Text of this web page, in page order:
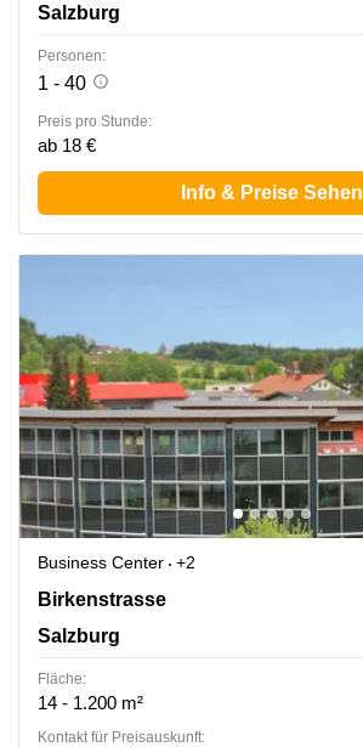
Salzburg
Personen:
1 - 40
Preis pro Stunde:
ab 18 €
Info & Preise Sehen
Business Center
+2
Birkenstrasse 2, Salzburg
Birkenstrasse
Salzburg
Fläche:
14 - 1.200 m²
Kontakt für Preisauskunft: